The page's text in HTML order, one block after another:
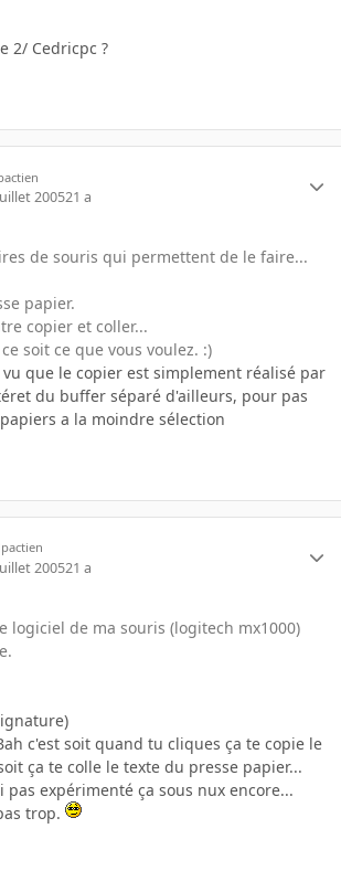
2/ Cedricpc ?
200521 a
de souris qui permettent de le faire...
papier.
copier et coller...
soit ce que vous voulez. :)
que le copier est simplement réalisé par
du buffer séparé d'ailleurs, pour pas
a la moindre sélection
200521 a
logiciel de ma souris (logitech mx1000)
c'est soit quand tu cliques ça te copie le
ça te colle le texte du presse papier...
pas expérimenté ça sous nux encore...
trop.